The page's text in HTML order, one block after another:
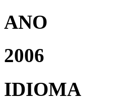
ANO
2006
IDIOMA